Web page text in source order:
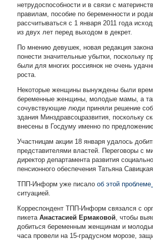
нетрудоспособности и в связи с
правилам, пособие по беременности и
рассчитываться с 1 января 2011 года
из двух лет перед выходом в декрет.
По мнению девушек, новая редакция
понести значительные убытки, поскольку
были для многих россиянок не очень
роста.
Некоторые женщины вынуждены были
беременные женщины, молодые мамы, а
сочувствующие люди приняли решение
здания Минздравсоцразвития, поскольку
внесены в Госдуму именно по
Участницам акции 18 января удалось
представителями властей. Переговоры с
директор департамента развития
пенсионного обеспечения Татьяна
ТПП-Информ уже писало об этой проблеме
ситуацией.
Корреспондент ТПП-Информ связался с
пикета Анастасией Ермаковой, чтобы
добиться беременным женщинам и
часа провели на 15-градусном морозе,